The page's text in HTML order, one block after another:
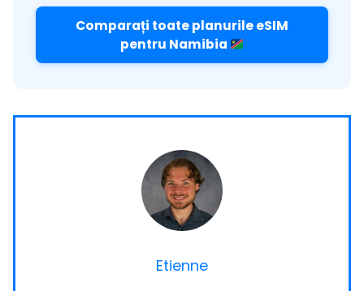
Comparați toate planurile eSIM
pentru Namibia
Etienne